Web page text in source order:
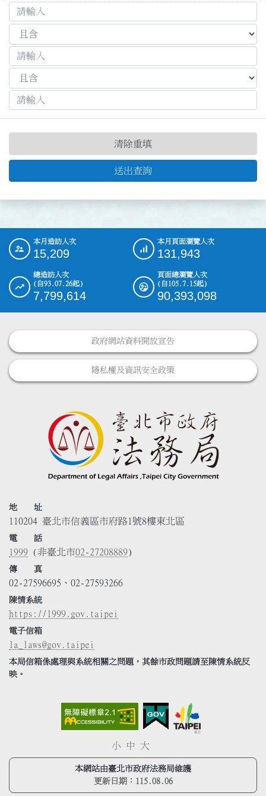
送出查詢
清除重填
::: 本月造訪人次
15,209
本月頁面瀏覽人次
131,943
總造訪人次
(自93.07.26起)
7,799,614
頁面總瀏覽人次
(自105.7.15起)
90,393,098
政府網站資料開放宣告
隱私權及資訊安全政策
地 址
110204 臺北市信義區市府路1號8樓東北區
電 話
1999 (非臺北市02-27208889)
傳 真
02-27596695、02-27593266
陳情系統
https://1999.gov.taipei
電子信箱
la_laws@gov.taipei
本局信箱係處理與系統相關之問題，其餘市政問題請至陳情系統反
映。
小 中 大
本網站由臺北市政府法務局維護
更新日期： 115.08.06